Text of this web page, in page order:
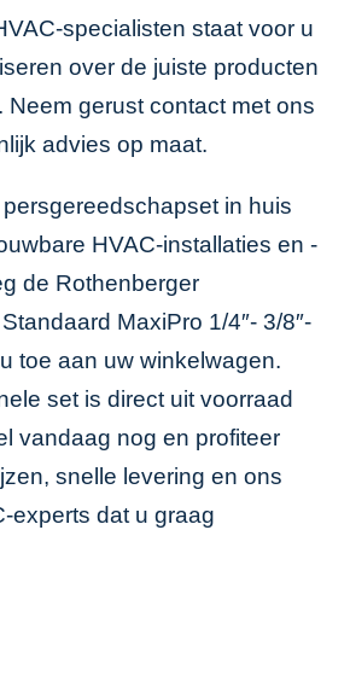
specialisten staat voor u
over de juiste producten
Neem gerust contact met ons
advies op maat.
in huis
HVAC-installaties en -
de Rothenberger
MaxiPro 1/4″- 3/8″-
toe aan uw winkelwagen.
set is direct uit voorraad
vandaag nog en profiteer
snelle levering en ons
experts dat u graag